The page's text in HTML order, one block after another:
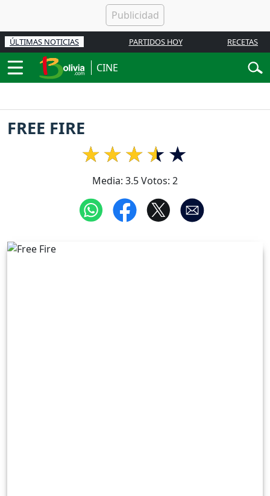
ÚLTIMAS NOTICIAS PARTIDOS HOY RECETAS
CINE
FREE FIRE
Media: 3.5Votos: 2